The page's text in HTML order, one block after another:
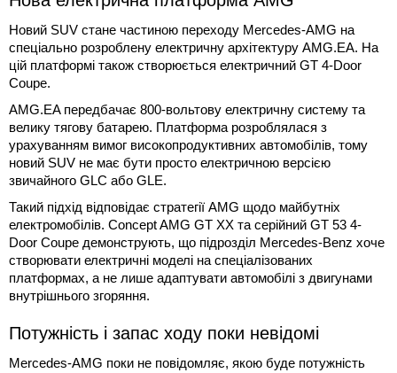
Новий SUV стане частиною переходу Mercedes-AMG на
спеціально розроблену електричну архітектуру AMG.EA. На
цій платформі також створюється електричний GT 4-Door
Coupe.
AMG.EA передбачає 800-вольтову електричну систему та
велику тягову батарею. Платформа розроблялася з
урахуванням вимог високопродуктивних автомобілів, тому
новий SUV не має бути просто електричною версією
звичайного GLC або GLE.
Такий підхід відповідає стратегії AMG щодо майбутніх
електромобілів. Concept AMG GT XX та серійний GT 53 4-
Door Coupe демонструють, що підрозділ Mercedes-Benz хоче
створювати електричні моделі на спеціалізованих
платформах, а не лише адаптувати автомобілі з двигунами
внутрішнього згоряння.
Потужність і запас ходу поки невідомі
Mercedes-AMG поки не повідомляє, якою буде потужність